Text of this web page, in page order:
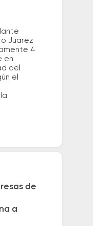
Juarez
4
en
del
el
de
a